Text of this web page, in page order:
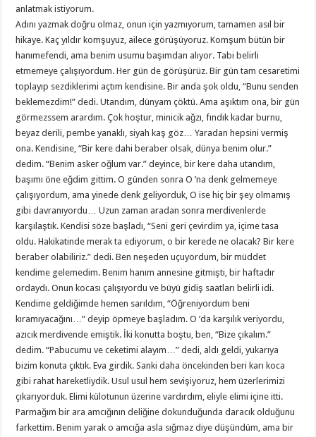
anlatmak istiyorum.
Adını yazmak doğru olmaz, onun için yazmıyorum, tamamen asıl bir
hikaye. Kaç yıldır komşuyuz, ailece görüşüyoruz. Komşum bütün bir
hanımefendi, ama benim usumu başımdan alıyor. Tabi belirli
etmemeye çalışıyordum. Her gün de görüşürüz. Bir gün tam cesaretimi
toplayıp sezdiklerimi açtım kendisine. Bir anda şok oldu, “Bunu senden
beklemezdim!” dedi. Utandım, dünyam çöktü. Ama aşıktım ona, bir gün
görmezssem arardım. Çok hoştur, minicik ağzı, fındık kadar burnu,
beyaz derili, pembe yanaklı, siyah kaş göz… Yaradan hepsini vermiş
ona. Kendisine, “Bir kere dahi beraber olsak, dünya benim olur.”
dedim. “Benim asker oğlum var.” deyince, bir kere daha utandım,
başımı öne eğdim gittim. O günden sonra O ’na denk gelmemeye
çalışıyordum, ama yinede denk geliyorduk, O ise hiç bir şey olmamış
gibi davranıyordu… Uzun zaman aradan sonra merdivenlerde
karşılaştık. Kendisi söze başladı, “Seni geri çevirdim ya, içime tasa
oldu. Hakikatinde merak ta ediyorum, o bir kerede ne olacak? Bir kere
beraber olabiliriz.” dedi. Ben neşeden uçuyordum, bir müddet
kendime gelemedim. Benim hanım annesine gitmişti, bir haftadır
ordaydı. Onun kocası çalışıyordu ve büyü gidiş saatları belirli idi.
Kendime geldiğimde hemen sarıldım, “Öğreniyordum beni
kıramıyacağını…” deyip öpmeye başladım. O ’da karşılık veriyordu,
azıcık merdivende emiştik. İki konutta boştu, ben, “Bize çıkalım.”
dedim. “Pabucumu ve ceketimi alayım…” dedi, aldı geldi, yukarıya
bizim konuta çıktık. Eva girdik. Sanki daha öncekinden beri karı koca
gibi rahat hareketliydik. Usul usul hem sevişiyoruz, hem üzerlerimizi
çıkarıyorduk. Elimi külotunun üzerine vardırdım, eliyle elimi içine itti.
Parmağım bir ara amcığının deliğine dokunduğunda daracık olduğunu
farkettim. Benim yarak o amcığa asla sığmaz diye düşündüm, ama bir